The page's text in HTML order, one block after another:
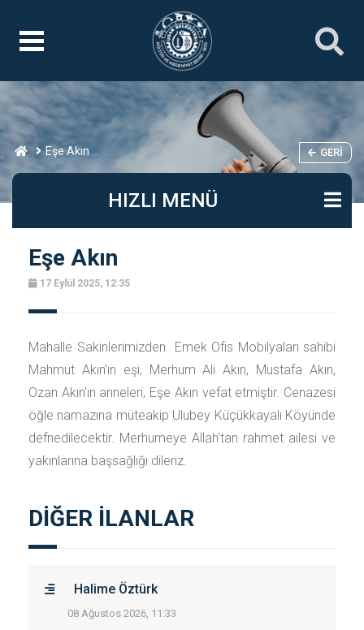
Eşe Akın GERI
HIZLI MENÜ
Eşe Akın
17 Eylül 2025, 12:35
Mahalle Sakinlerimizden Emek Ofis Mobilyaları sahibi
Mahmut Akın'ın eşi, Merhum Ali Akın, Mustafa Akın,
Ozan Akın'ın anneleri, Eşe Akın vefat etmiştir. Cenazesi
öğle namazına müteakip Ulubey Küçükkayalı Köyünde
defnedilecektir. Merhumeye Allah'tan rahmet ailesi ve
yakınlarına başsağlığı dileriz.
DİĞER İLANLAR
Halime Öztürk
08 Ağustos 2026, 11:33